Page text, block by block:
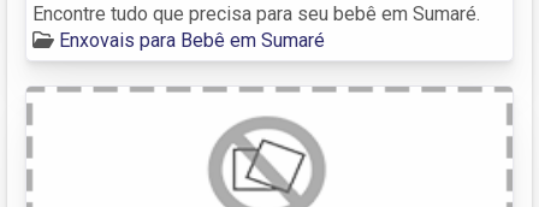
Encontre tudo que precisa para seu bebê em Sumaré.
Enxovais para Bebê em Sumaré